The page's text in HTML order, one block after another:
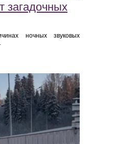
загадочных
ночных звуковых